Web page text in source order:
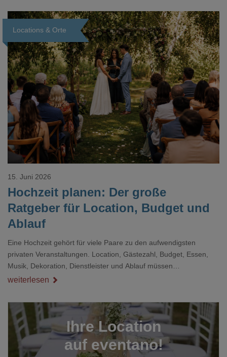
Locations & Orte
Hochzeit planen: Der große
Ratgeber für Location, Budget und
Ablauf
15. Juni 2026
Eine Hochzeit gehört für viele Paare zu den aufwendigsten
privaten Veranstaltungen. Location, Gästezahl, Budget, Essen,
Musik, Dekoration, Dienstleister und Ablauf müssen
zusammenpassen, damit der Tag gut organisiert ist und trotzdem
weiterlesen
Ihre Location
auf eventano!